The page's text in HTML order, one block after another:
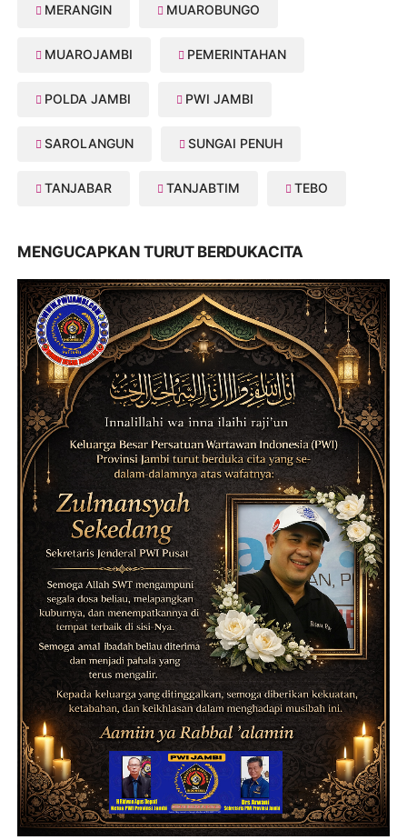
MERANGIN MUAROBUNGO
MUAROJAMBI PEMERINTAHAN
POLDA JAMBI PWI JAMBI
SAROLANGUN SUNGAI PENUH
TANJABAR TANJABTIM TEBO
MENGUCAPKAN TURUT BERDUKACITA